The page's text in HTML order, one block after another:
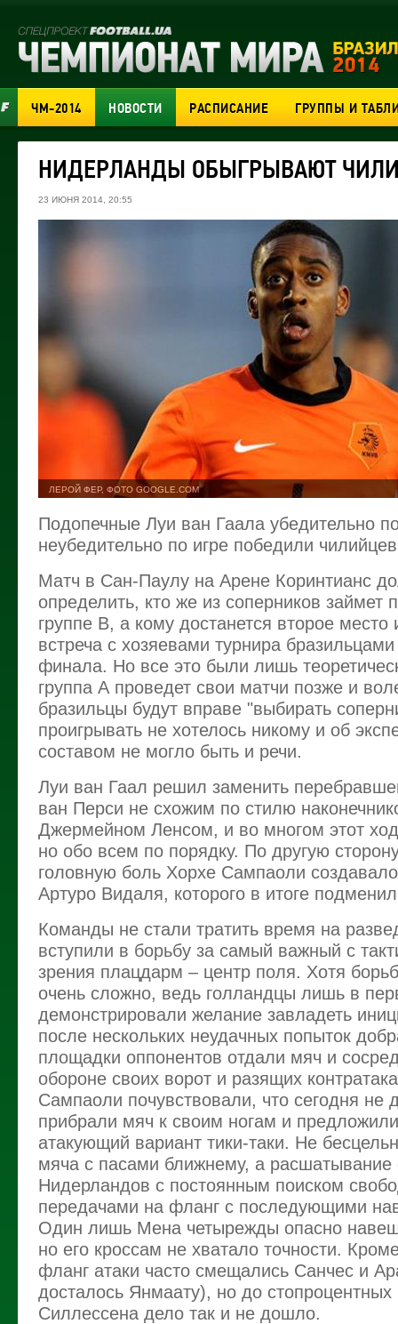
ЧМ-2014 НОВОСТИ РАСПИСАНИЕ ГРУППЫ И
НИДЕРЛАНДЫ ОБЫГРЫВАЮТ
23 ИЮНЯ 2014, 20:55
ЛЕРОЙ ФЕР, ФОТО GOOGLE.COM
Подопечные Луи ван Гаала убедительно
неубедительно по игре победили
Матч в Сан-Паулу на Арене Коринтианс
определить, кто же из соперников займет
группе В, а кому достанется второе место
встреча с хозяевами турнира
финала. Но все это были лишь
группа А проведет свои матчи позже и
бразильцы будут вправе "выбирать
проигрывать не хотелось никому и об
составом не могло быть и речи.
Луи ван Гаал решил заменить
ван Перси не схожим по стилю
Джермейном Ленсом, и во многом этот
но обо всем по порядку. По другую
головную боль Хорхе Сампаоли
Артуро Видаля, которого в итоге
Команды не стали тратить время на
вступили в борьбу за самый важный с
зрения плацдарм – центр поля. Хотя
очень сложно, ведь голландцы лишь в
демонстрировали желание завладеть
после нескольких неудачных попыток
площадки оппонентов отдали мяч и
обороне своих ворот и разящих
Сампаоли почувствовали, что сегодня не
прибрали мяч к своим ногам и
атакующий вариант тики-таки. Не
мяча с пасами ближнему, а расшатывание
Нидерландов с постоянным поиском
передачами на фланг с последующими
Один лишь Мена четырежды опасно
но его кроссам не хватало точности.
фланг атаки часто смещались Санчес и
досталось Янмаату), но до
Силлессена дело так и не дошло.